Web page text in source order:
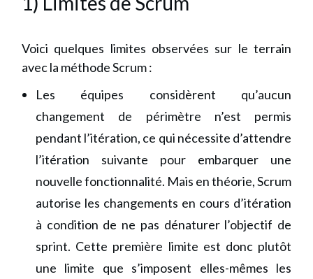
Voici quelques limites observées sur le terrain
avec la méthode Scrum :
Les équipes considèrent qu’aucun
changement de périmètre n’est permis
pendant l’itération, ce qui nécessite d’attendre
l’itération suivante pour embarquer une
nouvelle fonctionnalité. Mais en théorie, Scrum
autorise les changements en cours d’itération
à condition de ne pas dénaturer l’objectif de
sprint. Cette première limite est donc plutôt
une limite que s’imposent elles-mêmes les